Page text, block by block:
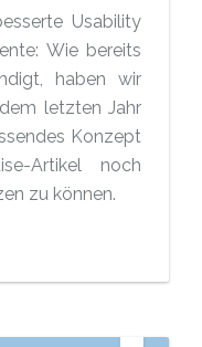
Usability
Wie bereits
haben wir
letzten Jahr
Konzept
Artikel noch
zu können.